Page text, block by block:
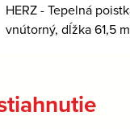
HERZ - Tepelná
vnútorný, dĺžka 61,5